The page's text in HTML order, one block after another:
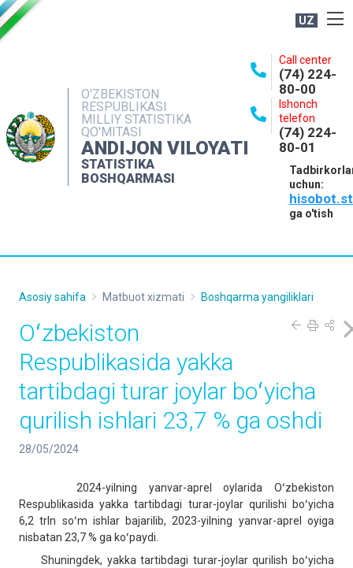
UZ
O'ZBEKISTON
RESPUBLIKASI
MILLIY STATISTIKA
QO'MITASI
ANDIJON VILOYATI
STATISTIKA
BOSHQARMASI
Call center
(74) 224-
80-00
Ishonch
telefon
(74) 224-
80-01
uchun:
ga o'tish
NASHRLAR
INTERAKTIV XIZMATLAR
MATBUOT XIZMATI
MUROJAATLAR
Asosiy sahifa Matbuot xizmati Boshqarma yangiliklari
Oʻzbekiston
Respublikasida yakka
tartibdagi turar joylar boʻyicha
qurilish ishlari 23,7 % ga oshdi
28/05/2024
2024-yilning yanvar-aprel oylarida Oʻzbekiston
Respublikasida yakka tartibdagi turar-joylar qurilishi boʻyicha
6,2 trln soʻm ishlar bajarilib, 2023-yilning yanvar-aprel oyiga
nisbatan 23,7 % ga koʻpaydi.
Shuningdek, yakka tartibdagi turar-joylar qurilish boʻyicha